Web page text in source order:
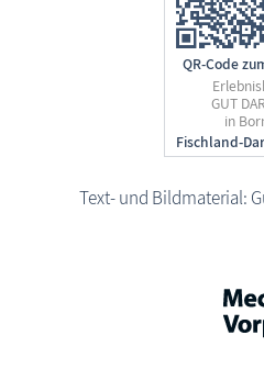
QR-Code
GUT
in
Text- und Bildmaterial: